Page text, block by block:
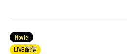
Movie
LIVE配信